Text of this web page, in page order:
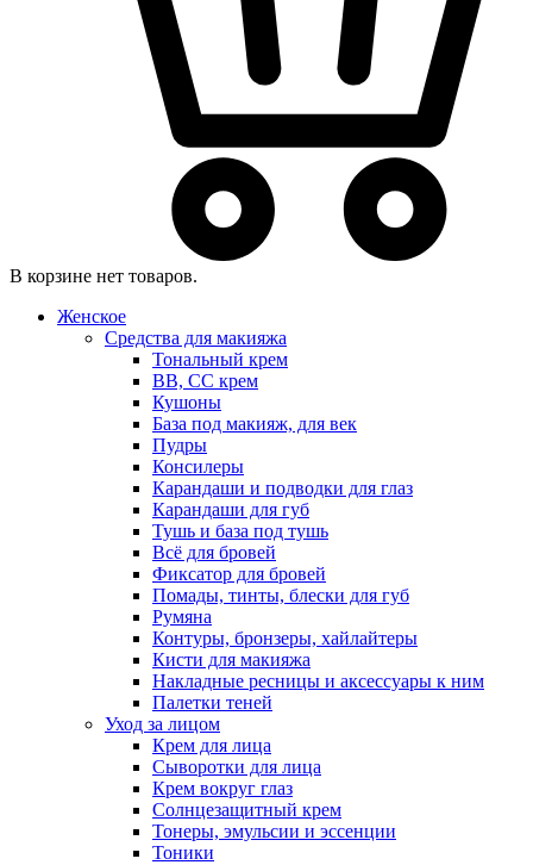
В корзине нет товаров.
Женское
Средства для макияжа
Тональный крем
BB, CC крем
Кушоны
База под макияж, для век
Пудры
Консилеры
Карандаши и подводки для глаз
Карандаши для губ
Тушь и база под тушь
Всё для бровей
Фиксатор для бровей
Помады, тинты, блески для губ
Румяна
Контуры, бронзеры, хайлайтеры
Кисти для макияжа
Накладные ресницы и аксессуары к ним
Палетки теней
Уход за лицом
Крем для лица
Сыворотки для лица
Крем вокруг глаз
Солнцезащитный крем
Тонеры, эмульсии и эссенции
Тоники